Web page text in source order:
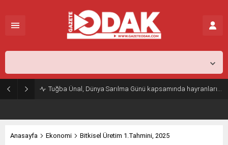
Tuğba Ünal, Dünya Sarılma Günü kapsamında hayranlarıyla buluştu
Anasayfa Ekonomi Bitkisel Üretim 1.Tahmini, 2025